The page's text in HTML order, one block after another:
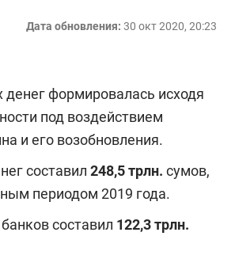
Дата обновления: 30 окт 2020, 20:23
формировалась исходя
под воздействием
и его возобновления.
составил 248,5 трлн. сумов,
периодом 2019 года.
составил 122,3 трлн.